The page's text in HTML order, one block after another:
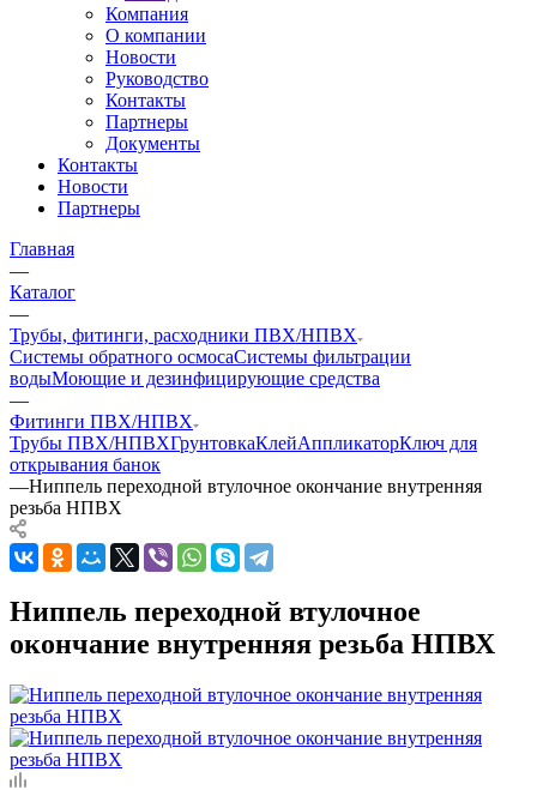
Компания
О компании
Новости
Руководство
Контакты
Партнеры
Документы
Контакты
Новости
Партнеры
Главная
—
Каталог
—
Трубы, фитинги, расходники ПВХ/НПВХ
Системы обратного осмосаСистемы фильтрации
водыМоющие и дезинфицирующие средства
—
Фитинги ПВХ/НПВХ
Трубы ПВХ/НПВХГрунтовкаКлейАппликаторКлюч для
открывания банок
—Ниппель переходной втулочное окончание внутренняя
резьба НПВХ
Ниппель переходной втулочное
окончание внутренняя резьба НПВХ